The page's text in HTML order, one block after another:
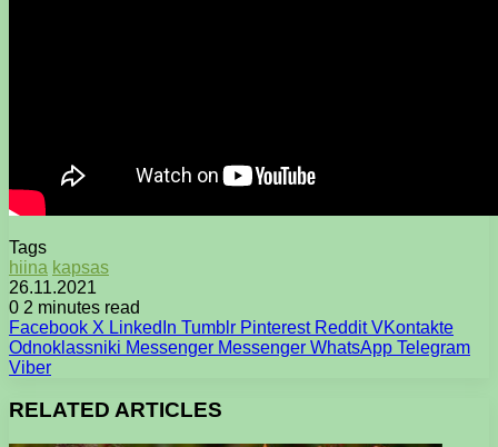
Tags
hiina kapsas
26.11.2021
0 2 minutes read
Facebook X LinkedIn Tumblr Pinterest Reddit VKontakte
Odnoklassniki Messenger Messenger WhatsApp Telegram
Viber
RELATED ARTICLES